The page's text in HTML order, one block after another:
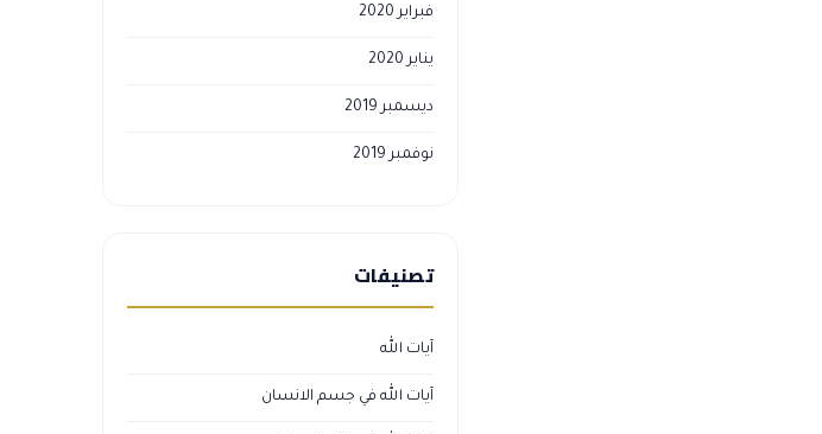
فبراير 2020
يناير 2020
ديسمبر 2019
نوفمبر 2019
تصنيفات
آيات الله
آيات الله في جسم الانسان